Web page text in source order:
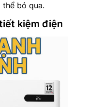
thể bỏ qua.
kiệm điện